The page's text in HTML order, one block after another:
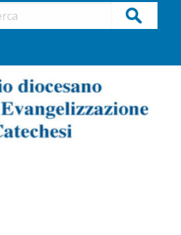
Cerca